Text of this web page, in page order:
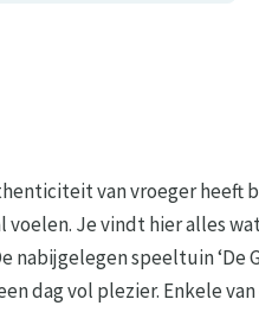
van vroeger heeft
Je vindt hier alles
speeltuin ‘De
dag vol plezier. Enkele